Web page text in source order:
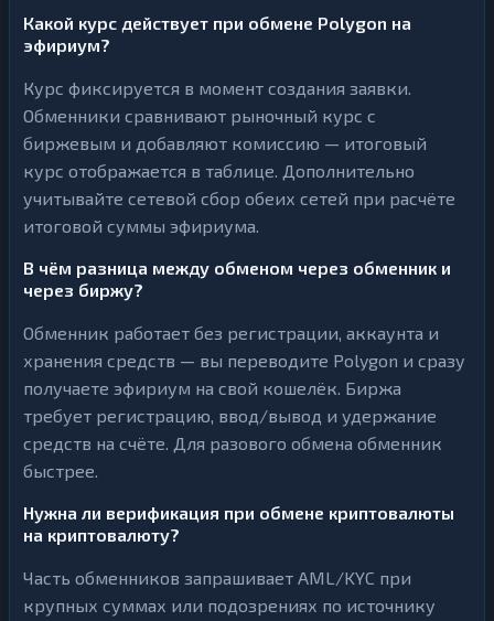
Какой курс действует при обмене Polygon на
эфириум?
Курс фиксируется в момент создания заявки.
Обменники сравнивают рыночный курс с
биржевым и добавляют комиссию — итоговый
курс отображается в таблице. Дополнительно
учитывайте сетевой сбор обеих сетей при расчёте
итоговой суммы эфириума.
В чём разница между обменом через обменник и
через биржу?
Обменник работает без регистрации, аккаунта и
хранения средств — вы переводите Polygon и сразу
получаете эфириум на свой кошелёк. Биржа
требует регистрацию, ввод/вывод и удержание
средств на счёте. Для разового обмена обменник
быстрее.
Нужна ли верификация при обмене криптовалюты
на криптовалюту?
Часть обменников запрашивает AML/KYC при
крупных суммах или подозрениях по источнику